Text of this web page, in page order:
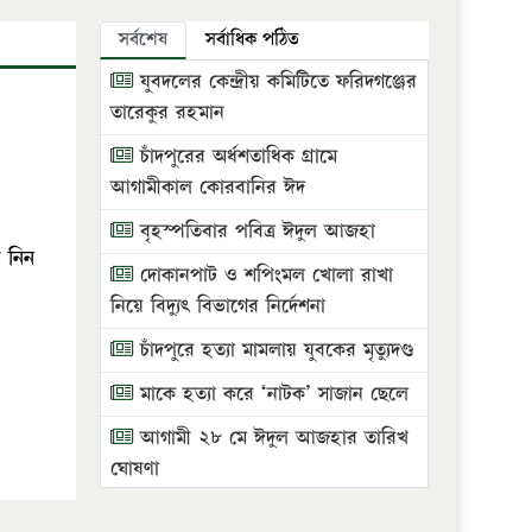
সর্বশেষ সর্বাধিক পঠিত
যুবদলের কেন্দ্রীয় কমিটিতে ফরিদগঞ্জের
তারেকুর রহমান
চাঁদপুরের অর্ধশতাধিক গ্রামে
আগামীকাল কোরবানির ঈদ
বৃহস্পতিবার পবিত্র ঈদুল আজহা
দোকানপাট ও শপিংমল খোলা রাখা
নিয়ে বিদ্যুৎ বিভাগের নির্দেশনা
চাঁদপুরে হত্যা মামলায় যুবকের মৃত্যুদণ্ড
মাকে হত্যা করে ‘নাটক’ সাজান ছেলে
আগামী ২৮ মে ঈদুল আজহার তারিখ
ঘোষণা